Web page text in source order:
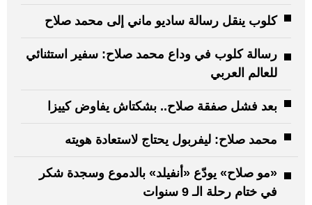
كلوب ينقل رسالة ساديو ماني إلى محمد صلاح
رسالة كلوب في وداع محمد صلاح: سفير استثنائي
للعالم العربي
بعد فشل صفقة صلاح.. بشكتاش يفاوض كييزا
محمد صلاح: ليفربول يحتاج لاستعادة هويته
«مو صلاح» يودّع «أنفيلد» بالدموع وسجدة شكر
في ختام رحلة الـ 9 سنوات